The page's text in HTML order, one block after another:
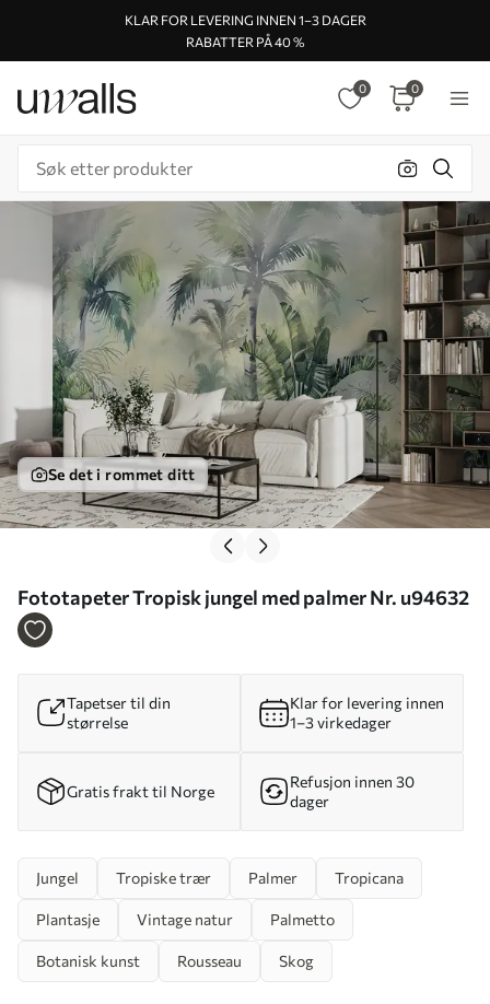
KLAR FOR LEVERING INNEN 1–3 DAGER
RABATTER PÅ 40 %
0 0
Se det i rommet ditt
Fototapeter Tropisk jungel med palmer Nr. u94632
Tapetser til din
størrelse
Klar for levering innen
1–3 virkedager
Gratis frakt til Norge
Refusjon innen 30
dager
Jungel Tropiske trær Palmer Tropicana
Plantasje Vintage natur Palmetto
Botanisk kunst Rousseau Skog